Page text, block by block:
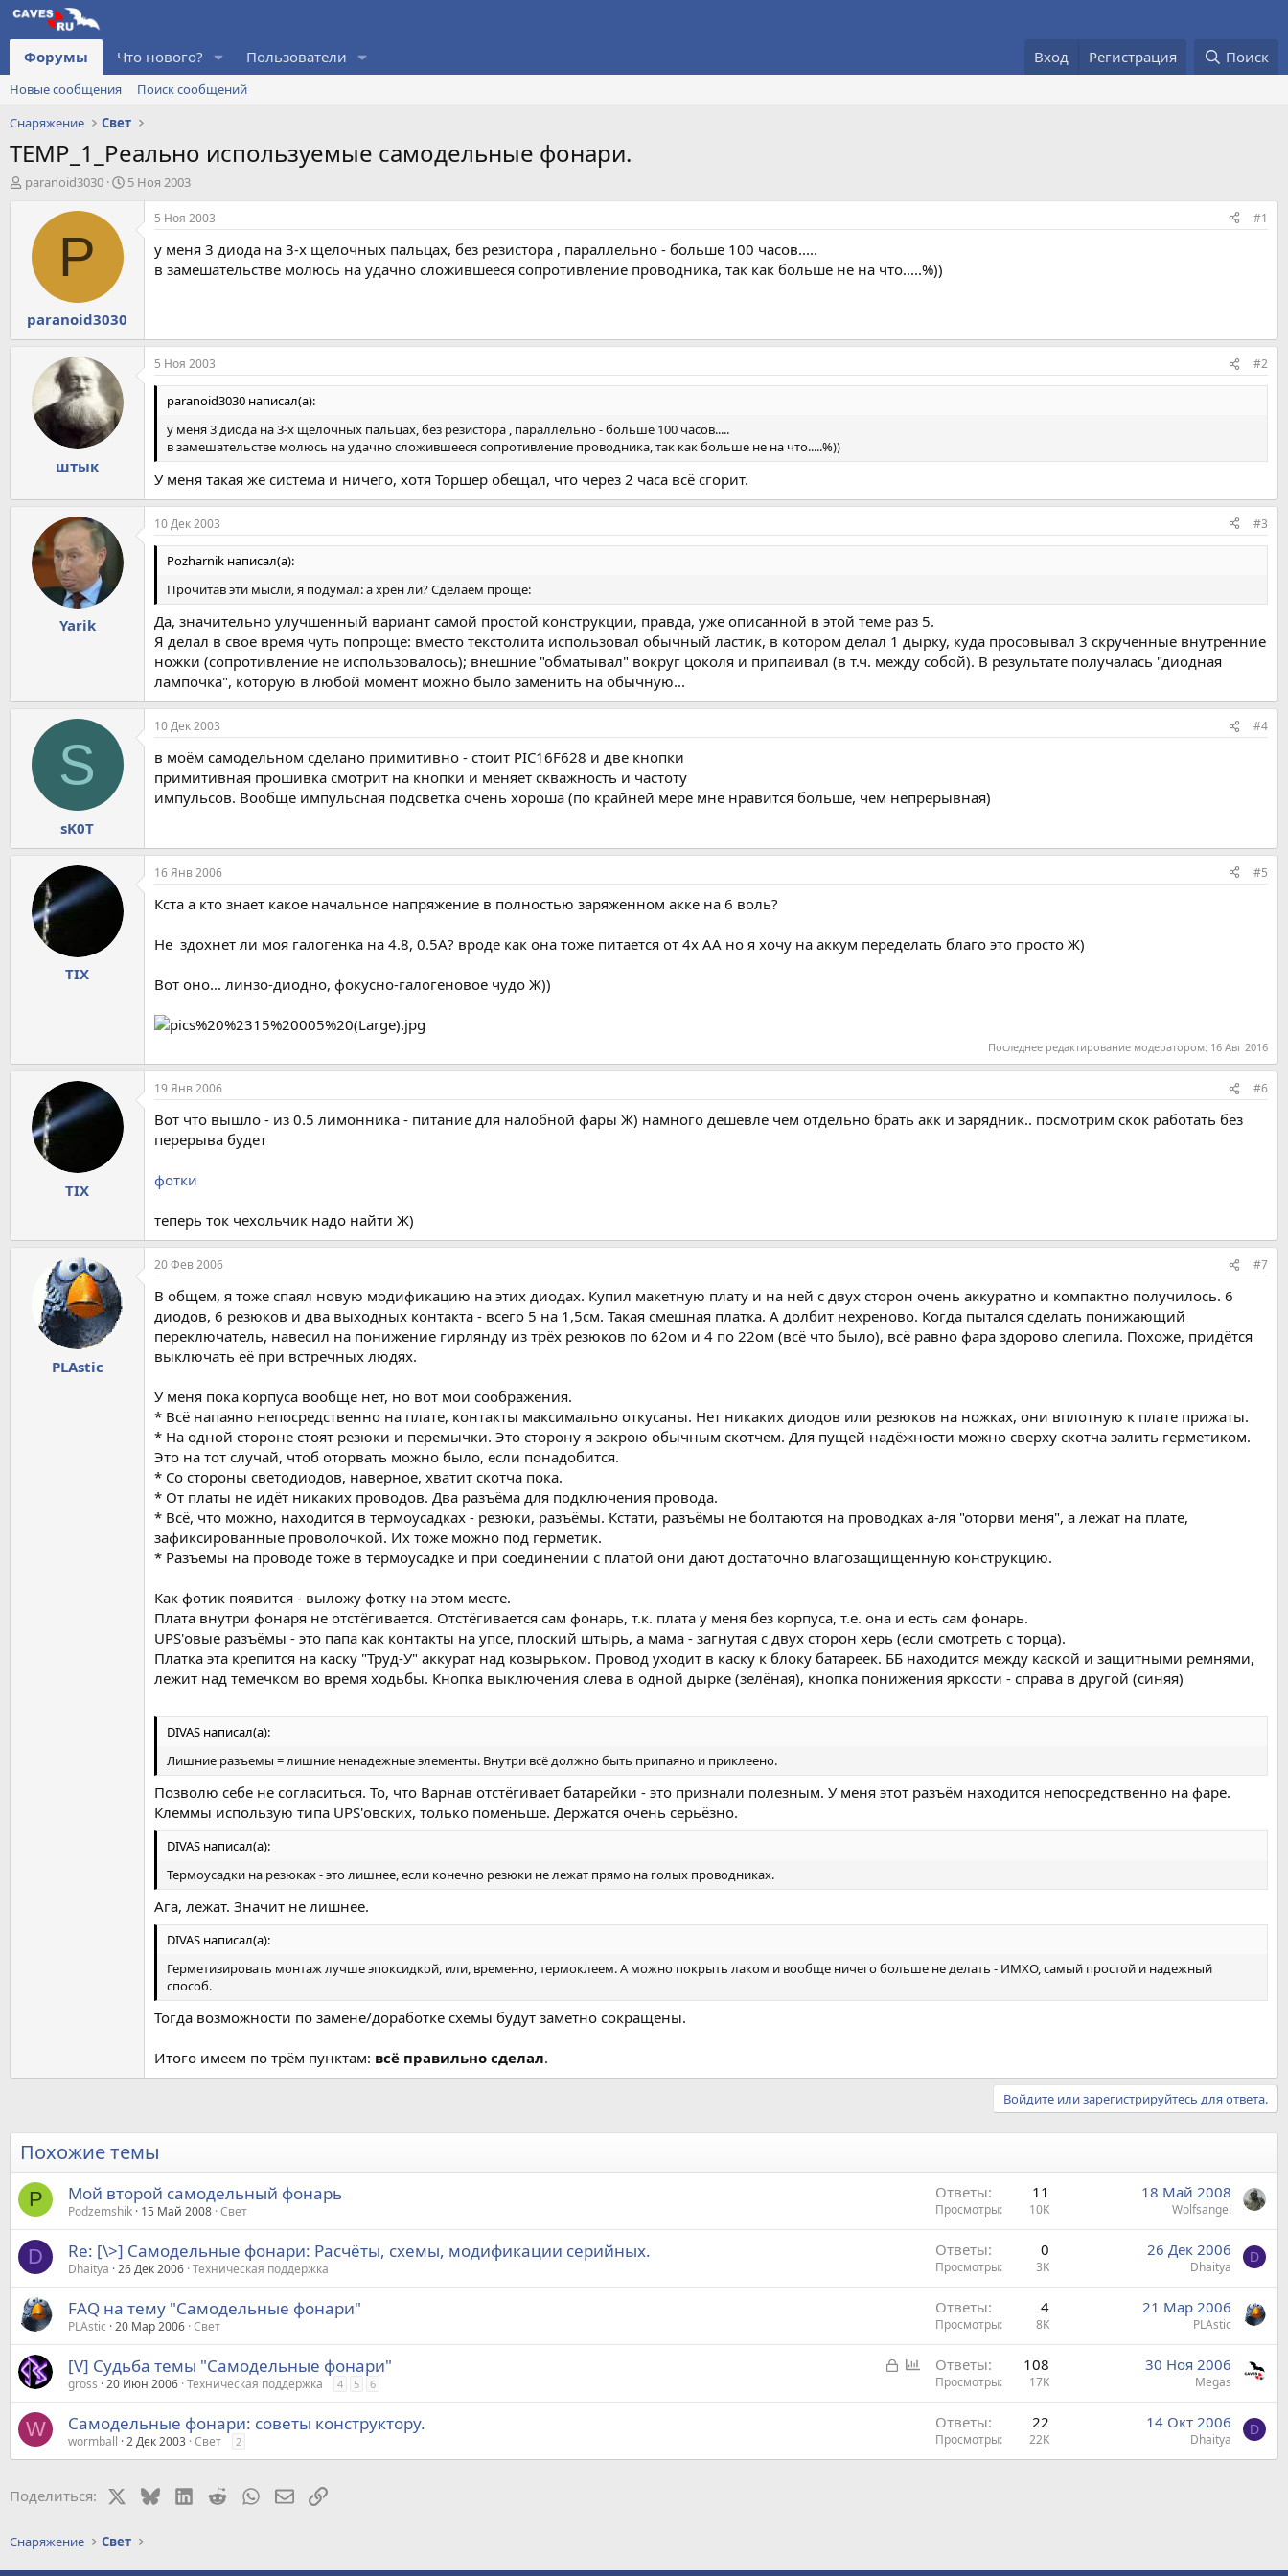
Форумы Что нового? Пользователи Вход Регистрация Поиск
Новые сообщения
Поиск сообщений
Снаряжение
Свет
TEMP_1_Реально используемые самодельные фонари.
А
ы
paranoid3030
Д
а
5 Ноя 2003
P
paranoid3030
5 Ноя 2003 #1
у меня 3 диода на 3-х щелочных пальцах, без резистора , параллельно - больше 100 часов.....
в замешательстве молюсь на удачно сложившееся сопротивление проводника, так как больше не на что.....%))
штык
5 Ноя 2003 #2
paranoid3030 написал(а):
у меня 3 диода на 3-х щелочных пальцах, без резистора , параллельно - больше 100 часов.....
в замешательстве молюсь на удачно сложившееся сопротивление проводника, так как больше не на что.....%))
У меня такая же система и ничего, хотя Торшер обещал, что через 2 часа всё сгорит.
Yarik
10 Дек 2003 #3
Pozharnik написал(а):
Прочитав эти мысли, я подумал: а хрен ли? Сделаем проще:
Да, значительно улучшенный вариант самой простой конструкции, правда, уже описанной в этой теме раз 5.
Я делал в свое время чуть попроще: вместо текстолита использовал обычный ластик, в котором делал 1 дырку, куда просовывал 3 скрученные внутренние
ножки (сопротивление не использовалось); внешние "обматывал" вокруг цоколя и припаивал (в т.ч. между собой). В результате получалась "диодная
лампочка", которую в любой момент можно было заменить на обычную...
S
sK0T
10 Дек 2003 #4
в моём самодельном сделано примитивно - стоит PIC16F628 и две кнопки
примитивная прошивка смотрит на кнопки и меняет скважность и частоту
импульсов. Вообще импульсная подсветка очень хороша (по крайней мере мне нравится больше, чем непрерывная)
TIX
16 Янв 2006 #5
Кста а кто знает какое начальное напряжение в полностью заряженном акке на 6 воль?
Не здохнет ли моя галогенка на 4.8, 0.5А? вроде как она тоже питается от 4х АА но я хочу на аккум переделать благо это просто Ж)
Вот оно... линзо-диодно, фокусно-галогеновое чудо Ж))
Последнее редактирование модератором: 16 Авг 2016
TIX
19 Янв 2006 #6
Вот что вышло - из 0.5 лимонника - питание для налобной фары Ж) намного дешевле чем отдельно брать акк и зарядник.. посмотрим скок работать без
перерыва будет
фотки
теперь ток чехольчик надо найти Ж)
PLAstic
20 Фев 2006 #7
В общем, я тоже спаял новую модификацию на этих диодах. Купил макетную плату и на ней с двух сторон очень аккуратно и компактно получилось. 6
диодов, 6 резюков и два выходных контакта - всего 5 на 1,5см. Такая смешная платка. А долбит нехреново. Когда пытался сделать понижающий
переключатель, навесил на понижение гирлянду из трёх резюков по 62ом и 4 по 22ом (всё что было), всё равно фара здорово слепила. Похоже, придётся
выключать её при встречных людях.
У меня пока корпуса вообще нет, но вот мои соображения.
* Всё напаяно непосредственно на плате, контакты максимально откусаны. Нет никаких диодов или резюков на ножках, они вплотную к плате прижаты.
* На одной стороне стоят резюки и перемычки. Это сторону я закрою обычным скотчем. Для пущей надёжности можно сверху скотча залить герметиком.
Это на тот случай, чтоб оторвать можно было, если понадобится.
* Со стороны светодиодов, наверное, хватит скотча пока.
* От платы не идёт никаких проводов. Два разъёма для подключения провода.
* Всё, что можно, находится в термоусадках - резюки, разъёмы. Кстати, разъёмы не болтаются на проводках а-ля "оторви меня", а лежат на плате,
зафиксированные проволочкой. Их тоже можно под герметик.
* Разъёмы на проводе тоже в термоусадке и при соединении с платой они дают достаточно влагозащищённую конструкцию.
Как фотик появится - выложу фотку на этом месте.
Плата внутри фонаря не отстёгивается. Отстёгивается сам фонарь, т.к. плата у меня без корпуса, т.е. она и есть сам фонарь.
UPS'овые разъёмы - это папа как контакты на упсе, плоский штырь, а мама - загнутая с двух сторон херь (если смотреть с торца).
Платка эта крепится на каску "Труд-У" аккурат над козырьком. Провод уходит в каску к блоку батареек. ББ находится между каской и защитными ремнями,
лежит над темечком во время ходьбы. Кнопка выключения слева в одной дырке (зелёная), кнопка понижения яркости - справа в другой (синяя)
DIVAS написал(а):
Лишние разъемы = лишние ненадежные элементы. Внутри всё должно быть припаяно и приклеено.
Позволю себе не согласиться. То, что Варнав отстёгивает батарейки - это признали полезным. У меня этот разъём находится непосредственно на фаре.
Клеммы использую типа UPS'овских, только поменьше. Держатся очень серьёзно.
DIVAS написал(а):
Термоусадки на резюках - это лишнее, если конечно резюки не лежат прямо на голых проводниках.
Ага, лежат. Значит не лишнее.
DIVAS написал(а):
Герметизировать монтаж лучше эпоксидкой, или, временно, термоклеем. А можно покрыть лаком и вообще ничего больше не делать - ИМХО, самый простой и надежный
способ.
Тогда возможности по замене/доработке схемы будут заметно сокращены.
Итого имеем по трём пунктам: всё правильно сделал.
Войдите или зарегистрируйтесь для ответа.
Похожие темы
P Мой второй самодельный фонарь
Podzemshik 15 Май 2008 Свет
Ответы 11
Просмотры 10K
18 Май 2008
Wolfsangel
D Re: [\>] Самодельные фонари: Расчёты, схемы, модификации серийных.
Dhaitya 26 Дек 2006 Техническая поддержка
Ответы 0
Просмотры 3K
26 Дек 2006
Dhaitya
D
FAQ на тему "Самодельные фонари"
PLAstic 20 Мар 2006 Свет
Ответы 4
Просмотры 8K
21 Мар 2006
PLAstic
З
к
т
р
[V] Судьба темы "Самодельные фонари"
gross 20 Июн 2006 Техническая поддержка 4 5 6
Ответы 108
Просмотры 17K
30 Ноя 2006
Megas
W Самодельные фонари: советы конструктору.
wormball 2 Дек 2003 Свет 2
Ответы 22
Просмотры 22K
14 Окт 2006
Dhaitya
D
Поделиться: BlueskyLinkedIn
Reddit WhatsApp
Электронная почта
Ссылка
Снаряжение Свет